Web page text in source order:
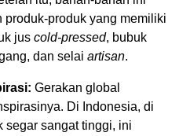
produk yang memiliki
jus cold-pressed, bubuk
dan selai artisan.
Gerakan global
Di Indonesia, di
segar sangat tinggi, ini